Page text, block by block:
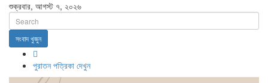
শুক্রবার, আগস্ট ৭, ২০২৬
সংবাদ খুজুন
পুরাতন পত্রিকা দেখুন